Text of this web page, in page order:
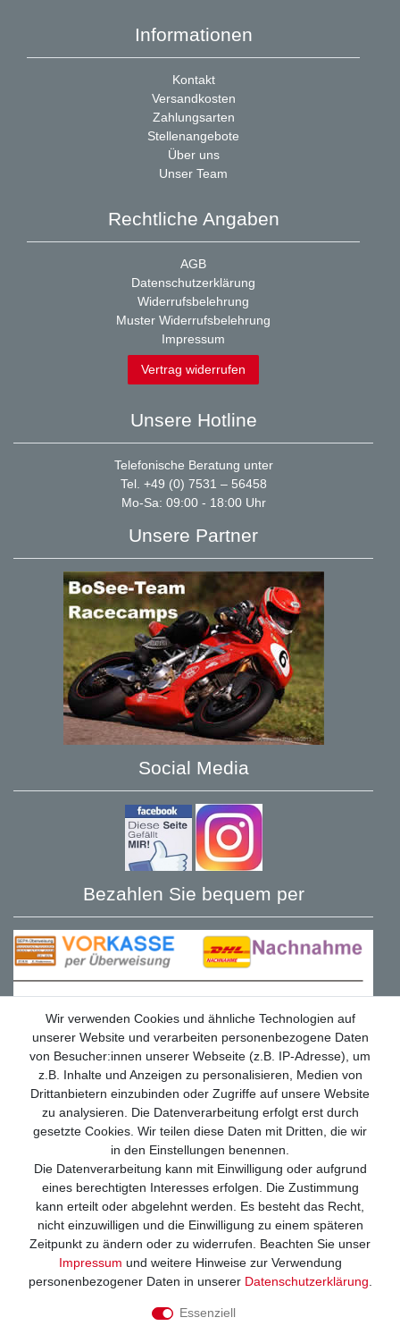
Informationen
Kontakt
Versandkosten
Zahlungsarten
Stellenangebote
Über uns
Unser Team
Rechtliche Angaben
AGB
Datenschutzerklärung
Widerrufsbelehrung
Muster Widerrufsbelehrung
Impressum
Vertrag widerrufen
Unsere Hotline
Telefonische Beratung unter
Tel. +49 (0) 7531 – 56458
Mo-Sa: 09:00 - 18:00 Uhr
Unsere Partner
Social Media
Bezahlen Sie bequem per
Wir versenden mit
Wir verwenden Cookies und ähnliche Technologien auf
unserer Website und verarbeiten personenbezogene Daten
von Besucher:innen unserer Webseite (z.B. IP-Adresse), um
z.B. Inhalte und Anzeigen zu personalisieren, Medien von
Drittanbietern einzubinden oder Zugriffe auf unsere Website
zu analysieren. Die Datenverarbeitung erfolgt erst durch
gesetzte Cookies. Wir teilen diese Daten mit Dritten, die wir
in den Einstellungen benennen.
Die Datenverarbeitung kann mit Einwilligung oder aufgrund
eines berechtigten Interesses erfolgen. Die Zustimmung
kann erteilt oder abgelehnt werden. Es besteht das Recht,
nicht einzuwilligen und die Einwilligung zu einem späteren
Zeitpunkt zu ändern oder zu widerrufen. Beachten Sie unser
Impressum und weitere Hinweise zur Verwendung
personenbezogener Daten in unserer Daten­schutz­erklärung
Essenziell